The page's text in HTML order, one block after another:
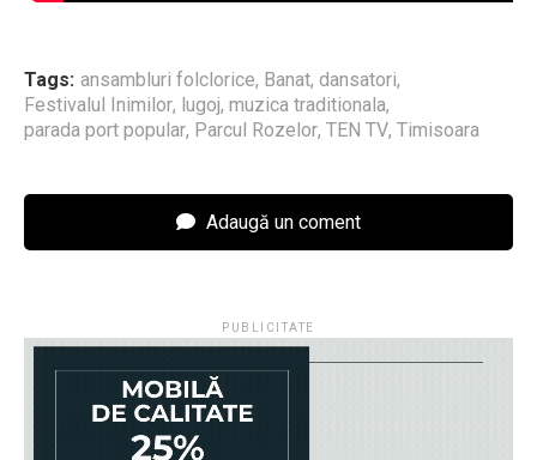
Tags: ansambluri folclorice, Banat, dansatori,
Festivalul Inimilor, lugoj, muzica traditionala,
parada port popular, Parcul Rozelor, TEN TV, Timisoara
Adaugă un coment
PUBLICITATE